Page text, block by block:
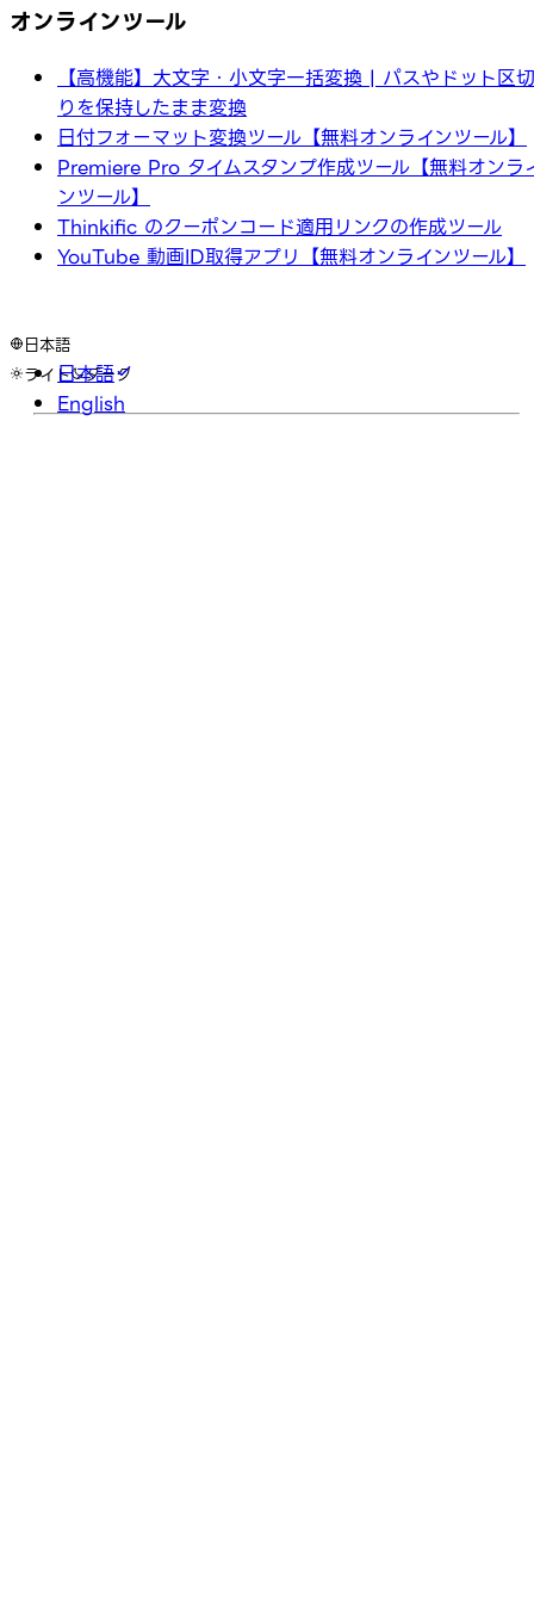
オンラインツール
【高機能】大文字・小文字一括変換 | パスやドット区切
りを保持したまま変換
日付フォーマット変換ツール【無料オンラインツール】
Premiere Pro タイムスタンプ作成ツール【無料オンラ
ンツール】
Thinkific のクーポンコード適用リンクの作成ツール
YouTube 動画ID取得アプリ【無料オンラインツール】
日本語
日本語
English
ライト ダーク